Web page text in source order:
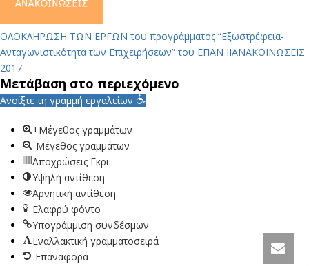
ΟΛΟΚΛΗΡΩΣΗ ΤΩΝ ΕΡΓΩΝ του προγράμματος “Εξωστρέφεια-
Ανταγωνιστικότητα των Επιχειρήσεων” του ΕΠΑN IIΑΝΑΚΟΙΝΩΣΕΙΣ
2017
Μετάβαση στο περιεχόμενο
Ανοίξτε τη γραμμή εργαλείων
+Μέγεθος γραμμάτων
-Μέγεθος γραμμάτων
Αποχρώσεις Γκρι
Υψηλή αντίθεση
Αρνητική αντίθεση
Ελαφρύ φόντο
Υπογράμμιση συνδέσμων
Εναλλακτική γραμματοσειρά
Επαναφορά